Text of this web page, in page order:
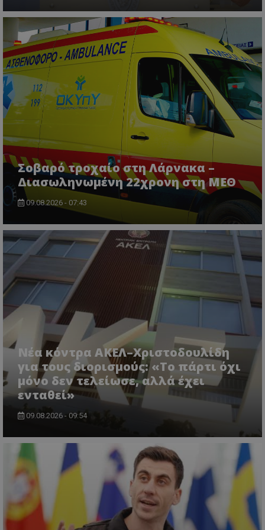
Σοβαρό τροχαίο στη Λάρνακα –
Διασωληνωμένη 22χρονη στη ΜΕΘ
09.08.2026 - 07:43
Νέα κόντρα ΑΚΕΛ–Χριστοδουλίδη
για τους διορισμούς: «Το πάρτι όχι
μόνο δεν τελείωσε, αλλά έχει
ενταθεί»
09.08.2026 - 09:54
ASP.NET_SessionId
Microsoft Corporation
lifenewscy.tothemaonline.com
msToken .tiktok.com
CookieScriptConsent